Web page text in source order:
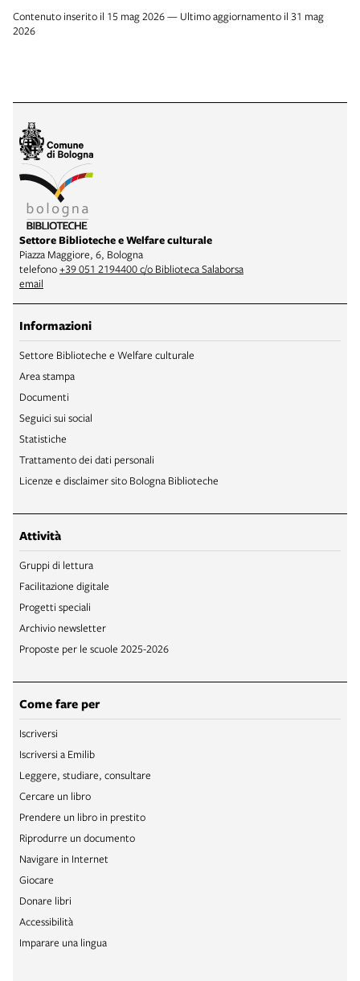
Contenuto inserito il 15 mag 2026 — Ultimo aggiornamento il 31 mag
2026
Settore Biblioteche e Welfare culturale
Piazza Maggiore, 6, Bologna
telefono+39 051 2194400 c/o Biblioteca Salaborsa
email
Informazioni
Settore Biblioteche e Welfare culturale
Area stampa
Documenti
Seguici sui social
Statistiche
Trattamento dei dati personali
Licenze e disclaimer sito Bologna Biblioteche
Attività
Gruppi di lettura
Facilitazione digitale
Progetti speciali
Archivio newsletter
Proposte per le scuole 2025-2026
Come fare per
Iscriversi
Iscriversi a Emilib
Leggere, studiare, consultare
Cercare un libro
Prendere un libro in prestito
Riprodurre un documento
Navigare in Internet
Giocare
Donare libri
Accessibilità
Imparare una lingua